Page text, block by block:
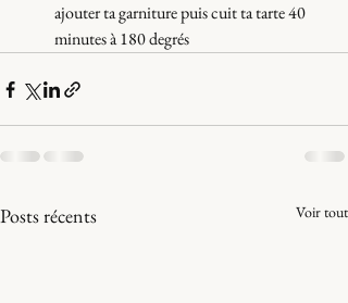
ajouter ta garniture puis cuit ta tarte 40
minutes à 180 degrés
Posts récents Voir tout